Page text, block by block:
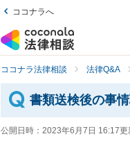
ココナラへ
ココナラ法律相談 法律Q&A
書類送検後の事
公開日時： 2023年6月7日 16:17更